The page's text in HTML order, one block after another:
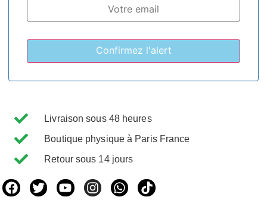
Livraison sous 48 heures
Boutique physique à Paris France
Retour sous 14 jours